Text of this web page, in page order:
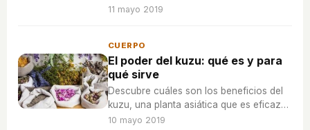
síntomas de la fatiga, además aumentar
extremo.
11 mayo 2019
CUERPO
El poder del kuzu: qué es y para
qué sirve
Descubre cuáles son los beneficios del
kuzu, una planta asiática que es eficaz
contra los dolores de cabeza, las
10 mayo 2019